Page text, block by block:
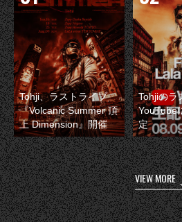
Tohji、ラストライブ
『Volcanic Summer 頂
上 Dimension』開催
Tohjiのラ
YouTube
定
VIEW MORE